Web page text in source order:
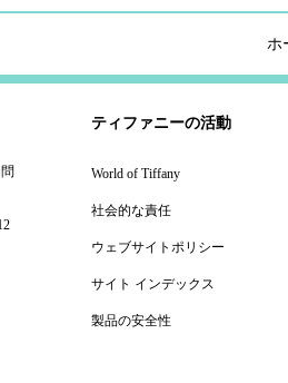
ホ
ティファニーの活動
World of Tiffany
社会的な責任
ウェブサイトポリシー
サイト インデックス
製品の安全性